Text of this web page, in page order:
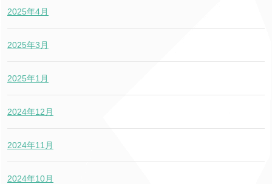
2025年4月
2025年3月
2025年1月
2024年12月
2024年11月
2024年10月